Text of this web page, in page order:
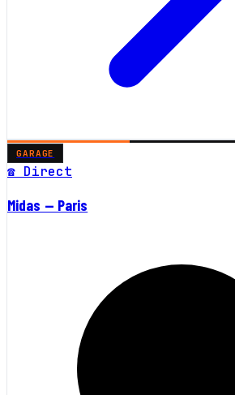
GARAGE
☎ Direct
Midas — Paris